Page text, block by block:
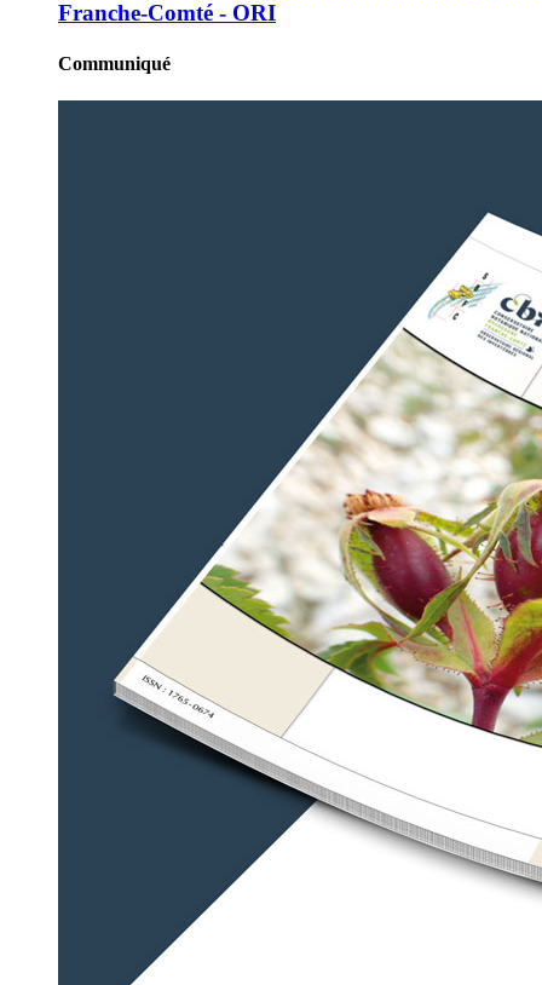
Franche-Comté - ORI
Communiqué